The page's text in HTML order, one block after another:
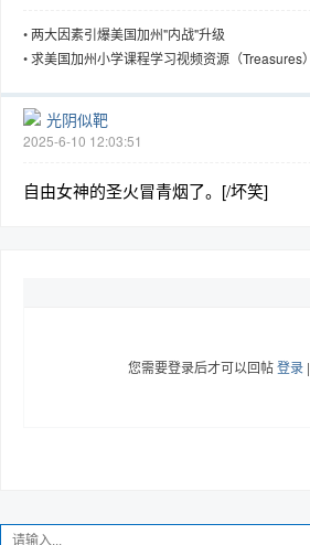
•两大因素引爆美国加州"内战"升级
•求美国加州小学课程学习视频资源（Treasures）
光阴似靶
2025-6-10 12:03:51
自由女神的圣火冒青烟了。[/坏笑]
您需要登录后才可以回帖登录 |